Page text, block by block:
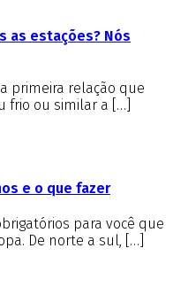
as estações? Nós
primeira relação que
frio ou similar a […]
e o que fazer
para você que
De norte a sul, […]